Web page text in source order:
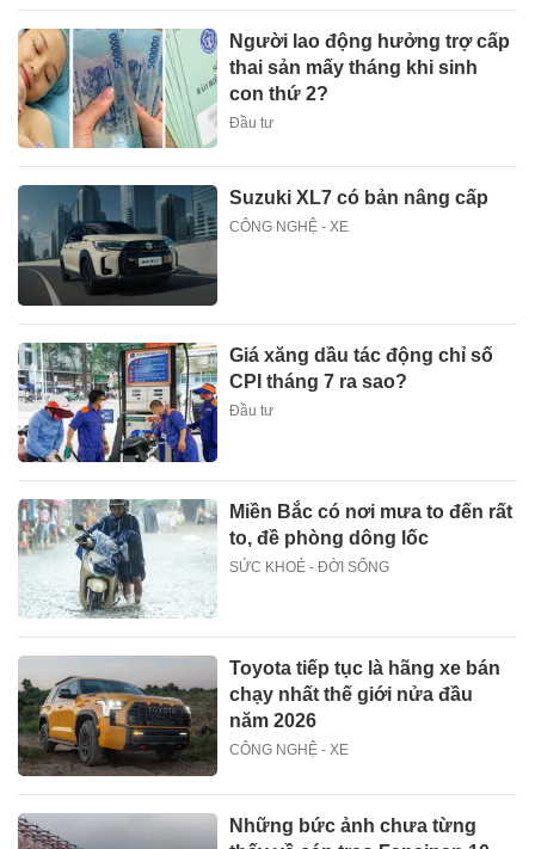
Người lao động hưởng trợ cấp
thai sản mấy tháng khi sinh
con thứ 2?
Đầu tư
Suzuki XL7 có bản nâng cấp
CÔNG NGHỆ - XE
Giá xăng dầu tác động chỉ số
CPI tháng 7 ra sao?
Đầu tư
Miền Bắc có nơi mưa to đến rất
to, đề phòng dông lốc
SỨC KHOẺ - ĐỜI SỐNG
Toyota tiếp tục là hãng xe bán
chạy nhất thế giới nửa đầu
năm 2026
CÔNG NGHỆ - XE
Những bức ảnh chưa từng